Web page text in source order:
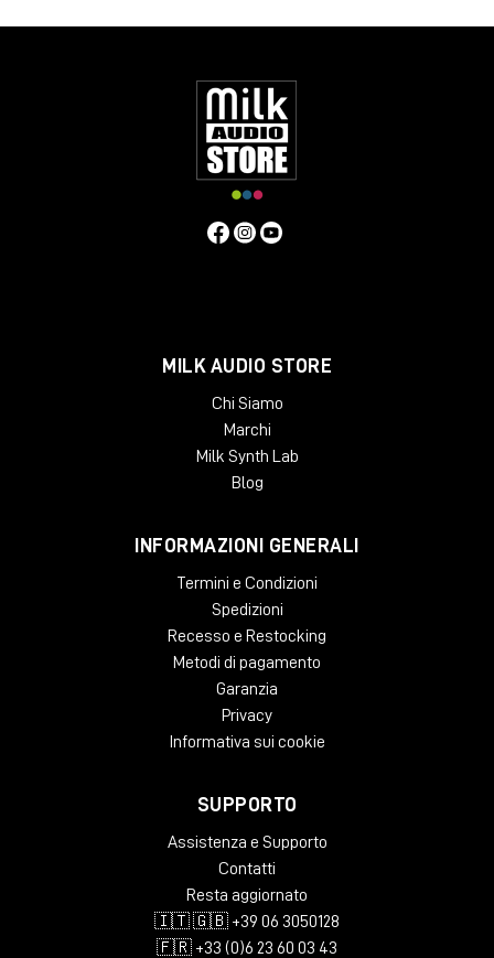
1280x1024 / 1600x1024 I display USB non sono supportati
CPU Intel Core i3 / i5 / i7 / Xeon
Windows7 con SP1 64 bit
Windows 8.1 64 bit Windows 10 64 bit
MILK AUDIO STORE
Chi Siamo
Marchi
Milk Synth Lab
Blog
INFORMAZIONI GENERALI
Termini e Condizioni
Spedizioni
Recesso e Restocking
Metodi di pagamento
Garanzia
Privacy
Informativa sui cookie
SUPPORTO
Assistenza e Supporto
Contatti
Resta aggiornato
🇮🇹 🇬🇧 +39 06 3050128
🇫🇷 +33 (0)6 23 60 03 43